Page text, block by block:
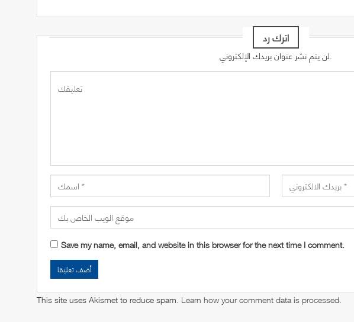
اترك رد
لن يتم نشر عنوان بريدك الإلكتروني.
Save my name, email, and website in this browser for the next time I comment.
This site uses Akismet to reduce spam. Learn how your comment data is processed.